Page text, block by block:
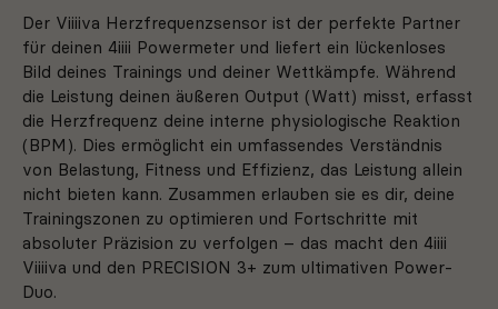
Der Viiiiva Herzfrequenzsensor ist der perfekte Partner
für deinen 4iiii Powermeter und liefert ein lückenloses
Bild deines Trainings und deiner Wettkämpfe. Während
die Leistung deinen äußeren Output (Watt) misst, erfasst
die Herzfrequenz deine interne physiologische Reaktion
(BPM). Dies ermöglicht ein umfassendes Verständnis
von Belastung, Fitness und Effizienz, das Leistung allein
nicht bieten kann. Zusammen erlauben sie es dir, deine
Trainingszonen zu optimieren und Fortschritte mit
absoluter Präzision zu verfolgen – das macht den 4iiii
Viiiiva und den PRECISION 3+ zum ultimativen Power-
Duo.